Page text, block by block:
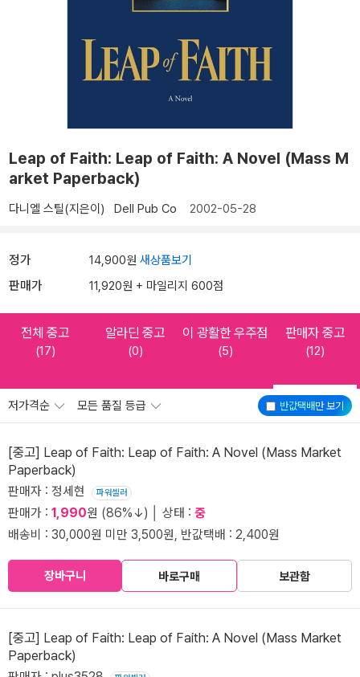
Leap of Faith: Leap of Faith: A Novel (Mass M
arket Paperback)
다니엘 스틸(지은이) Dell Pub Co 2002-05-28
정가 14,900원 새상품보기
판매가 11,920원 + 마일리지 600점
전체 중고
(17)
알라딘 중고
(0)
이 광활한 우주점
(5)
판매자 중고
(12)
반값택배만 보기
저가격순 모든 품질 등급
[중고] Leap of Faith: Leap of Faith: A Novel (Mass Market
Paperback)
판매자 : 정세현 파워셀러
판매가 : 1,990원 (86%↓) │ 상태 : 중
배송비 : 30,000원 미만 3,500원, 반값택배 : 2,400원
장바구니 바로구매 보관함
[중고] Leap of Faith: Leap of Faith: A Novel (Mass Market
Paperback)